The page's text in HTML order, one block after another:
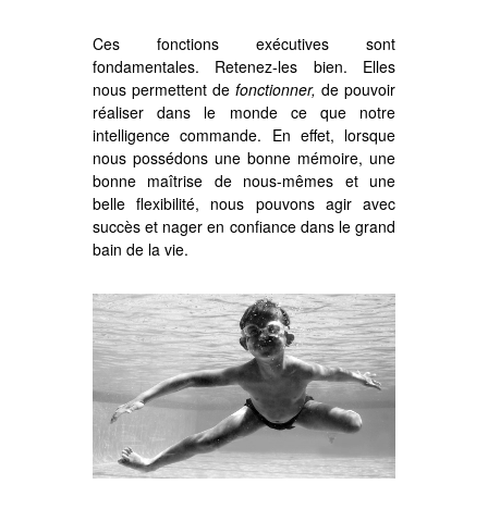
Ces fonctions exécutives sont
fondamentales. Retenez-les bien. Elles
nous permettent de fonctionner, de pouvoir
réaliser dans le monde ce que notre
intelligence commande. En effet, lorsque
nous possédons une bonne mémoire, une
bonne maîtrise de nous-mêmes et une
belle flexibilité, nous pouvons agir avec
succès et nager en confiance dans le grand
bain de la vie.